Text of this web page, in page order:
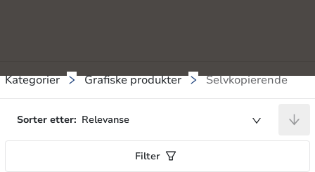
Kategorier Grafiske produkter Selvkopierende
Sorter etter: Relevanse
Filter